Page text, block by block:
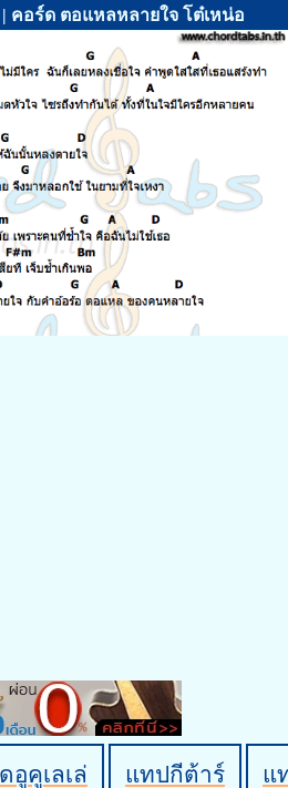
คอร์ด ตอแหลหลายใจ โต๋เหน่อ
อูคูเลเล่ แทปกีต้าร์ แ